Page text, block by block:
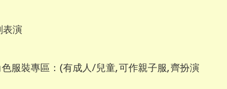
表演
服裝專區：(有成人/兒童, 可作親子服, 齊扮演